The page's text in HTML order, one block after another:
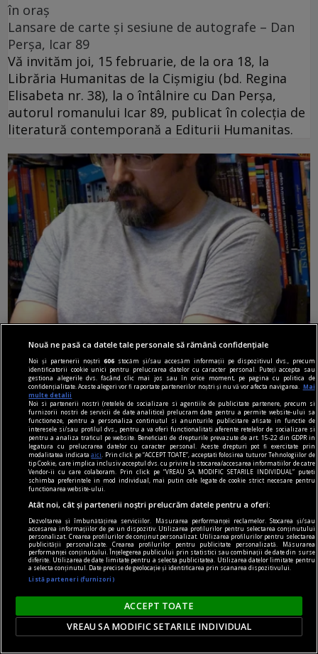
în oraș
Lansare de carte și sesiune de autografe – Dan
Perșa, Icar 89
Vă invităm joi, 15 februarie, de la ora 18, la
Librăria Humanitas de la Cişmigiu (bd. Regina
Elisabeta nr. 38), la o întâlnire cu Dan Perșa,
autorul romanului Icar 89, publicat în colecția de
literatură contemporană a Editurii Humanitas.
pentru poezie
Sfidarea convențiilor
O. Nimigean nu doar acordă cititorului acces la
realitatea distorsionată pe care o asamblează, ci
îl face parte integrantă a acesteia.
Şerban AXINTE
rosencrantz & co.
Nouă ne pasă ca datele tale personale să rămână confidențiale
Noi și partenerii noștri606 stocăm și/sau accesăm informații pe dispozitivul dvs., precum
identificatorii cookie unici pentru prelucrarea datelor cu caracter personal. Puteți accepta sau
gestiona alegerile dvs. făcând clic mai jos sau în orice moment, pe pagina cu politica de
confidențialitate. Aceste alegeri vor fi raportate partenerilor noștri și nu vă vor afecta navigarea.
Mai
multe detalii
Noi si partenerii nostri (retelele de socializare si agentiile de publicitate partenere, precum si
furnizorii nostri de servicii de date analitice) prelucram date pentru a permite website-ului sa
functioneze, pentru a personaliza continutul si anunturile publicitare afisate in functie de
interesele si/sau profilul dvs., pentru a va oferi functionalitati aferente retelelor de socializare si
pentru a analiza traficul pe website. Beneficiati de drepturile prevazute de art. 15-22 din GDPR in
legatura cu prelucrarea datelor cu caracter personal. Aceste drepturi pot fi exercitate prin
modalitatea indicataaici
. Prin click pe “ACCEPT TOATE”, acceptati folosirea tuturor Tehnologiilor de
tip Cookie, care implica inclusiv acceptul dvs. cu privire la stocarea/accesarea informatiilor de catre
Vendor-ii cu care colaboram. Prin click pe “VREAU SA MODIFIC SETARILE INDIVIDUAL” puteti
schimba preferintele in mod individual, mai putin cele legate de cookie strict necesare pentru
functionarea website-ului.
Atât noi, cât și partenerii noștri prelucrăm datele pentru a oferi:
Dezvoltarea și îmbunătățirea serviciilor. Măsurarea performanței reclamelor. Stocarea și/sau
accesarea informațiilor de pe un dispozitiv. Utilizarea profilurilor pentru selectarea conținutului
personalizat. Crearea profilurilor de conținut personalizat. Utilizarea profilurilor pentru selectarea
publicității personalizate. Crearea profilurilor pentru publicitate personalizată. Măsurarea
performanței conținutului. Înțelegerea publicului prin statistici sau combinații de date din surse
diferite. Utilizarea de date limitate pentru a selecta publicitatea. Utilizarea datelor limitate pentru
a selecta conținutul. Date precise de geolocație și identificarea prin scanarea dispozitivului.
Listă parteneri (furnizori)
ACCEPT TOATE
VREAU SA MODIFIC SETARILE INDIVIDUAL